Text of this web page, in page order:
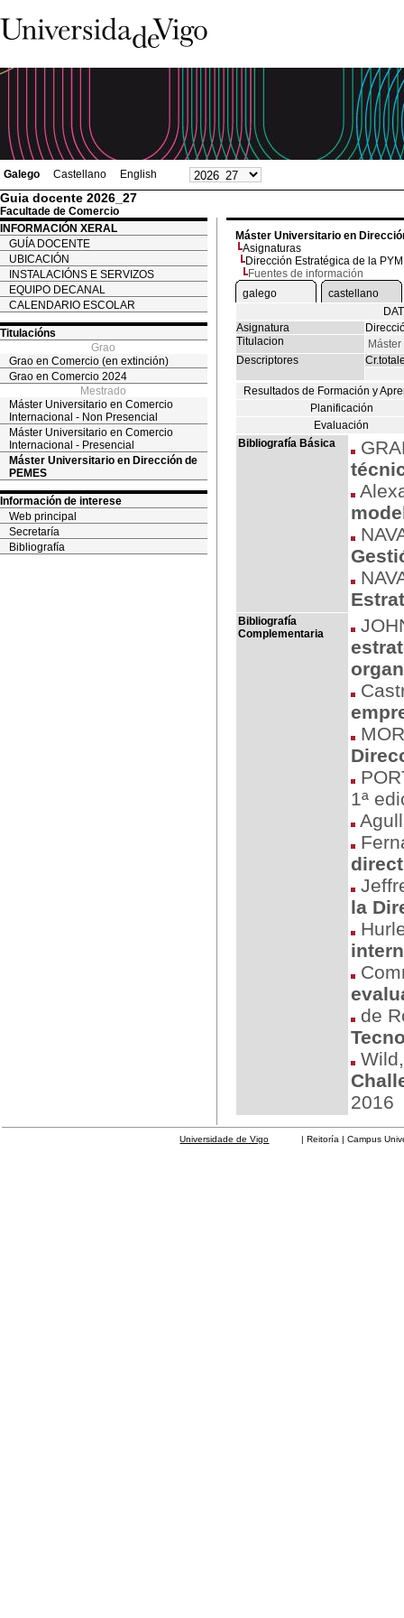
Galego Castellano English
Guia docente 2026_27
Facultade de Comercio
INFORMACIÓN XERAL
GUÍA DOCENTE
UBICACIÓN
INSTALACIÓNS E SERVIZOS
EQUIPO DECANAL
CALENDARIO ESCOLAR
Titulacións
Grao
Grao en Comercio (en extinción)
Grao en Comercio 2024
Mestrado
Máster Universitario en Comercio
Internacional - Non Presencial
Máster Universitario en Comercio
Internacional - Presencial
Máster Universitario en Dirección de
PEMES
Información de interese
Web principal
Secretaría
Bibliografía
Máster Universitario en
Asignaturas
Dirección Estratégica de la
Fuentes de información
galego
castellano
Asignatura
Titulacion
Descriptores
Resultados de Formación y
Planificación
Evaluación
Bibliografía Básica
Bibliografía
Complementaria
1ª
la
de
2016
Universidade de Vigo | Reitoría | Campus